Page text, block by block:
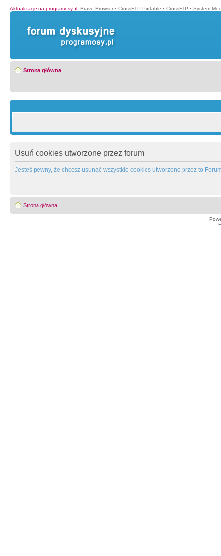
Aktualizacje na programosy.pl: Brave Browser • CrossFTP Portable • CrossFTP • System
Strona główna
Usuń cookies utworzone przez forum
Jesteś pewny, że chcesz usunąć wszystkie cookies utworzone przez to
Strona główna